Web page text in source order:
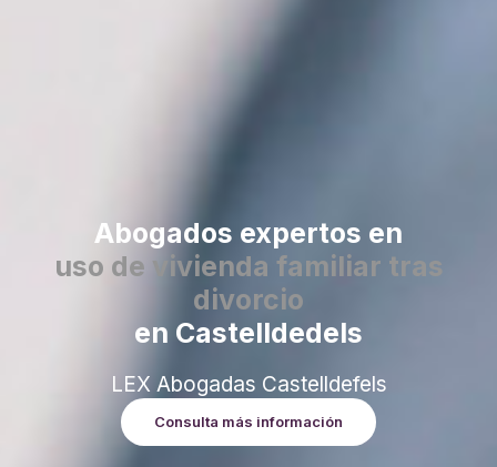
Abogados expertos en
uso de vivienda familiar tras
divorcio
en Castelldedels
LEX Abogadas Castelldefels
Consulta más información